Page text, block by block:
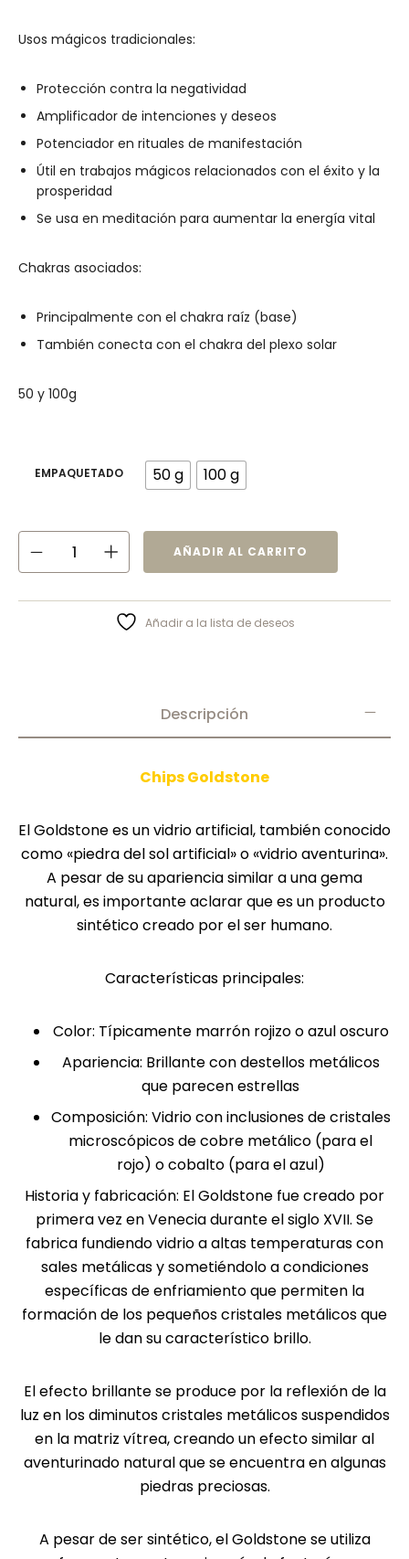
Usos mágicos tradicionales:
Protección contra la negatividad
Amplificador de intenciones y deseos
Potenciador en rituales de manifestación
Útil en trabajos mágicos relacionados con el éxito y la
prosperidad
Se usa en meditación para aumentar la energía vital
Chakras asociados:
Principalmente con el chakra raíz (base)
También conecta con el chakra del plexo solar
50 y 100g
EMPAQUETADO 50 g 100 g
AÑADIR AL CARRITO
Añadir a la lista de deseos
Descripción
Chips Goldstone
El Goldstone es un vidrio artificial, también conocido
como «piedra del sol artificial» o «vidrio aventurina».
A pesar de su apariencia similar a una gema
natural, es importante aclarar que es un producto
sintético creado por el ser humano.
Características principales:
Color: Típicamente marrón rojizo o azul oscuro
Apariencia: Brillante con destellos metálicos
que parecen estrellas
Composición: Vidrio con inclusiones de cristales
microscópicos de cobre metálico (para el
rojo) o cobalto (para el azul)
Historia y fabricación: El Goldstone fue creado por
primera vez en Venecia durante el siglo XVII. Se
fabrica fundiendo vidrio a altas temperaturas con
sales metálicas y sometiéndolo a condiciones
específicas de enfriamiento que permiten la
formación de los pequeños cristales metálicos que
le dan su característico brillo.
El efecto brillante se produce por la reflexión de la
luz en los diminutos cristales metálicos suspendidos
en la matriz vítrea, creando un efecto similar al
aventurinado natural que se encuentra en algunas
piedras preciosas.
A pesar de ser sintético, el Goldstone se utiliza
necesarias son
para el
lo general, solo
se establecen
en respuesta a
acciones
realizadas por
equivalen a
de servicios,
establecer sus
preferencias
de privacidad
Puede
configurar su
para bloquear
o alertar sobre
estas cookies,
pero algunas
partes del sitio
no funcionarán.
Estas cookies
ninguna
información de
identificación
personal.
estadísticas